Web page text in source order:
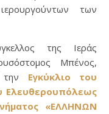
των
της Ιεράς
Μπένος,
την Εγκύκλιο του
Ελευθερουπόλεως
«ΕΛΛΗΝΩΝ